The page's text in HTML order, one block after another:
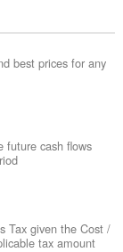
best prices for any
future cash flows
Tax given the Cost /
tax amount